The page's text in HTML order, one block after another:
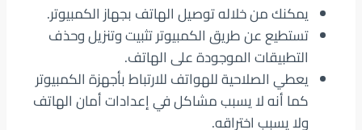
يمكنك من خلاله توصيل الهاتف بجهاز الكمبيوتر.
تستطيع عن طريق الكمبيوتر تثبيت وتنزيل وحذف
التطبيقات الموجودة على الهاتف.
يعطي الصلاحية للهواتف للارتباط بأجهزة الكمبيوتر
كما أنه لا يسبب مشاكل في إعدادات أمان الهاتف
ولا يسبب اختراقه.